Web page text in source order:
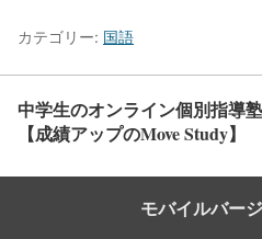
カテゴリー: 国語
中学生のオンライン個別指導
【成績アップのMove Study】
モバイルバー